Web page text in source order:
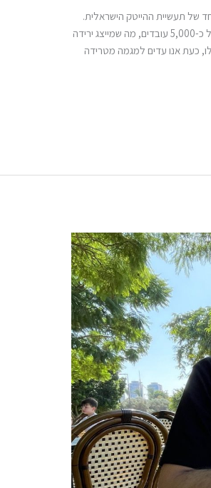
מצב מדאיגה במיוחד של תעשיית ההייטק הישראלית.
לראשונה מזה עשור חווה הענף ירידה במספר העובדים: בשנת 2024 נרשמה קטנה של כ-5,000 עובדים, מה שמייצג ירידה
שלו, כעת אנו עדים למגמה מטרידה